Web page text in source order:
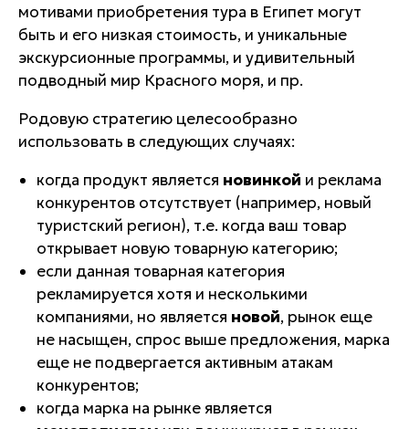
мотивами приобретения тура в Египет могут
быть и его низкая стоимость, и уникальные
экскурсионные программы, и удивительный
подводный мир Красного моря, и пр.
Родовую стратегию целесообразно
использовать в следующих случаях:
когда продукт является новинкой и реклама
конкурентов отсутствует (например, новый
туристский регион), т.е. когда ваш товар
открывает новую товарную категорию;
если данная товарная категория
рекламируется хотя и несколькими
компаниями, но является новой, рынок еще
не насыщен, спрос выше предложения, марка
еще не подвергается активным атакам
конкурентов;
когда марка на рынке является